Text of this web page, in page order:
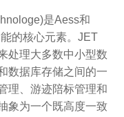
是Aess和
的核心元素。JET
处理大多数中小型数
数据库存储之间的一
理、游迹陪标管理和
象为一个既高度一致